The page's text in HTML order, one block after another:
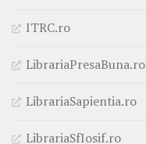
ITRC.ro
LibrariaPresaBuna.ro
LibrariaSapientia.ro
LibrariaSfIosif.ro